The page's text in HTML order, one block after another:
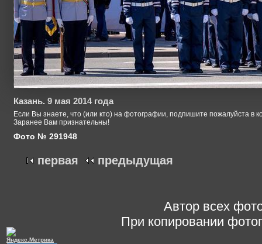
Казань. 9 мая 2014 года
Если Вы знаете, что (или кто) на фотографии, подпишите пожалуйста в
Заранее Вам признательны!
Фото № 291948
первая предыдущая
Автор всех
При копировании